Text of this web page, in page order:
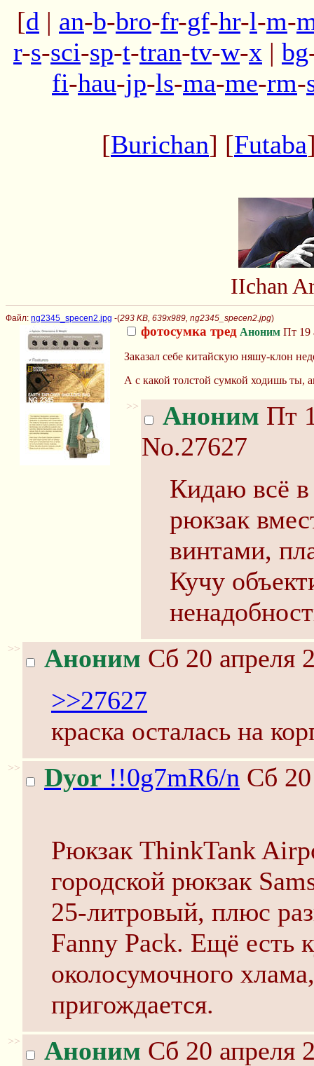
[d | an-b-bro-fr-gf-hr-l-m-
r-s-sci-sp-t-tran-tv-w-x | bg
fi-hau-jp-ls-ma-me-rm-
[Burichan] [Futaba
IIchan
Файл: ng2345_specen2.jpg -(293 KB, 639x989, ng2345_specen2.jpg)
фотосумка тред Аноним Пт 19
Заказал себе китайскую няшу-клон
А с какой толстой сумкой ходишь ты,
>> Аноним Пт
No.27627
Кидаю всё
рюкзак
винтами,
Кучу
>> Аноним Сб 20 апреля
>>27627
краска осталась на
>> Dyor !!0g7mR6/n Сб
Рюкзак ThinkTank
городской рюкзак
25-литровый, плюс
Fanny Pack. Ещё есть
околосумочного
пригождается.
>> Аноним Сб 20 апреля